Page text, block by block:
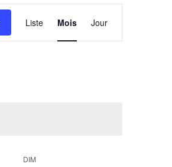
Navigation
de
vues
Liste Mois Jour
DIM